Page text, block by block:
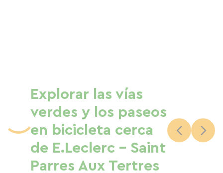
Explorar las vías
verdes y los paseos
en bicicleta cerca
de E.Leclerc - Saint
Parres Aux Tertres